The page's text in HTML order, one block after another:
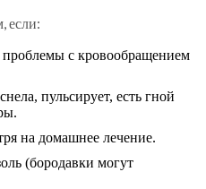
если:
с кровообращением
пульсирует, есть гной
на домашнее лечение.
(бородавки могут